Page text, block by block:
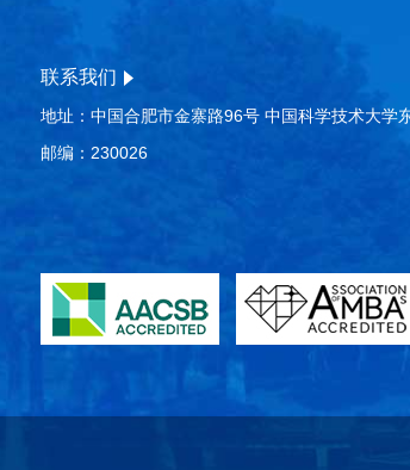
联系我们
地址：中国合肥市金寨路96号 中国科学技术大学
邮编：230026